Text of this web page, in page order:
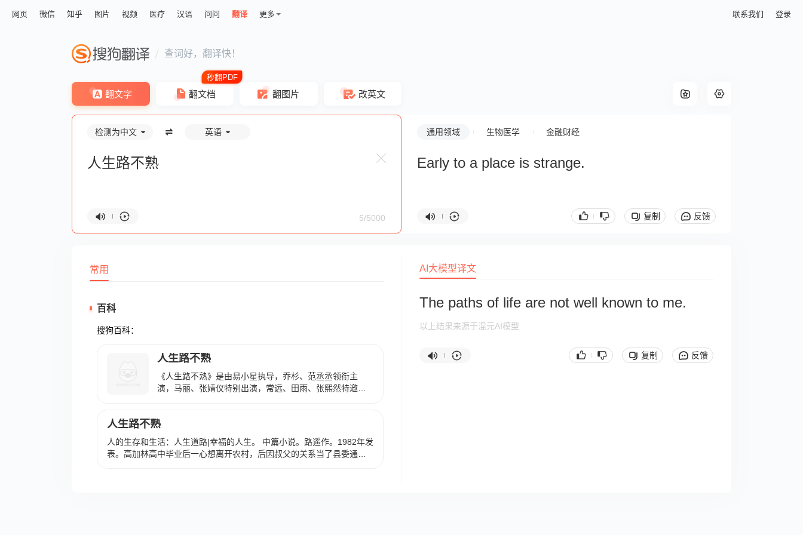
网页 微信 知乎 图片 视频 医疗 汉语 问问 翻译 更多 联系我们 登录
查词好，翻译快！
翻文字 翻文档 翻图片 改英文
检测为中文 英语
5/5000
通用领域 生物医学 金融财经
Early to a place is strange.
复制 反馈
常用
百科
搜狗百科：
人生路不熟
《人生路不熟》是由易小星执导，乔杉、范丞丞领衔主
演，马丽、张婧仪特别出演，常远、田雨、张熙然特邀出
周东海（乔杉 饰）非常不看好准女婿万一帆（范丞丞
饰），为讨未来岳父欢心，万一帆越努力越“翻车”，准岳母
霍梅梅（马丽 饰）和女儿周微雨（张婧仪 饰）也为调解这
对冤家费尽心思的故事。 截至2023年5月28日，该片豆瓣
人生路不熟
人的生存和生活：人生道路|幸福的人生。 中篇小说。路遥作。1982年发
表。高加林高中毕业后一心想离开农村，后因叔父的关系当了县委通讯
AI大模型译文
The paths of life are not well known to me.
以上结果来源于混元AI模型
复制 反馈